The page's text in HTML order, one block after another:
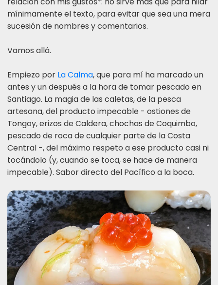
mínimamente el texto, para evitar que sea una mera
sucesión de nombres y comentarios.
Vamos allá.
Empiezo por La Calma, que para mí ha marcado un
antes y un después a la hora de tomar pescado en
Santiago. La magia de las caletas, de la pesca
artesana, del producto impecable - ostiones de
Tongoy, erizos de Caldera, chochas de Coquimbo,
pescado de roca de cualquier parte de la Costa
Central -, del máximo respeto a ese producto casi ni
tocándolo (y, cuando se toca, se hace de manera
impecable). Sabor directo del Pacífico a la boca.